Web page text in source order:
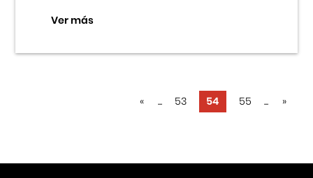
Ver más
« ... 53 54 55 ... »